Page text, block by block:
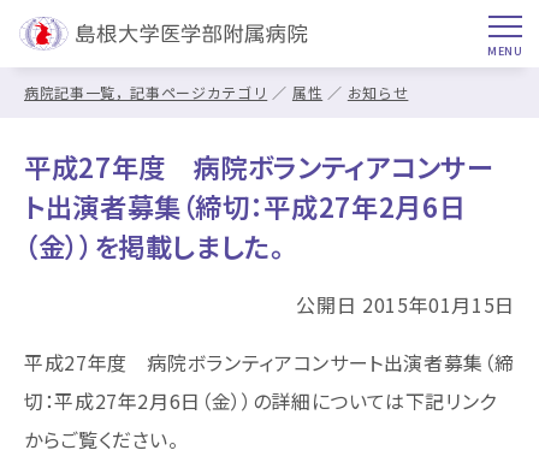
病院記事一覧，記事ページカテゴリ 属性 お知らせ
平成27年度 病院ボランティアコンサー
ト出演者募集（締切：平成27年2月6日
（金））を掲載しました。
公開日 2015年01月15日
平成27年度 病院ボランティアコンサート出演者募集（締
切：平成27年2月6日（金））の詳細については下記リンク
からご覧ください。